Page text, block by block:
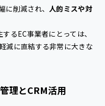
削減され、 人的ミスや対
るEC事業者にとっては、
減に直結する非常に大きな
理とCRM活用